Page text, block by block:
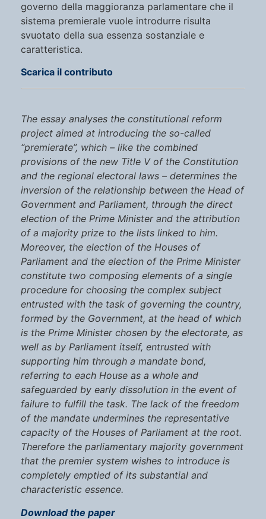
governo della maggioranza parlamentare che il
sistema premierale vuole introdurre risulta
svuotato della sua essenza sostanziale e
caratteristica.
Scarica il contributo
The essay analyses the constitutional reform
project aimed at introducing the so-called
“premierate”, which – like the combined
provisions of the new Title V of the Constitution
and the regional electoral laws – determines the
inversion of the relationship between the Head of
Government and Parliament, through the direct
election of the Prime Minister and the attribution
of a majority prize to the lists linked to him.
Moreover, the election of the Houses of
Parliament and the election of the Prime Minister
constitute two composing elements of a single
procedure for choosing the complex subject
entrusted with the task of governing the country,
formed by the Government, at the head of which
is the Prime Minister chosen by the electorate, as
well as by Parliament itself, entrusted with
supporting him through a mandate bond,
referring to each House as a whole and
safeguarded by early dissolution in the event of
failure to fulfill the task. The lack of the freedom
of the mandate undermines the representative
capacity of the Houses of Parliament at the root.
Therefore the parliamentary majority government
that the premier system wishes to introduce is
completely emptied of its substantial and
characteristic essence.
Download the paper